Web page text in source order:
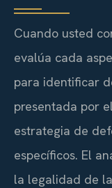
Cuando usted
evalúa cada
para identificar
presentada por
estrategia de
específicos. El
la legalidad de